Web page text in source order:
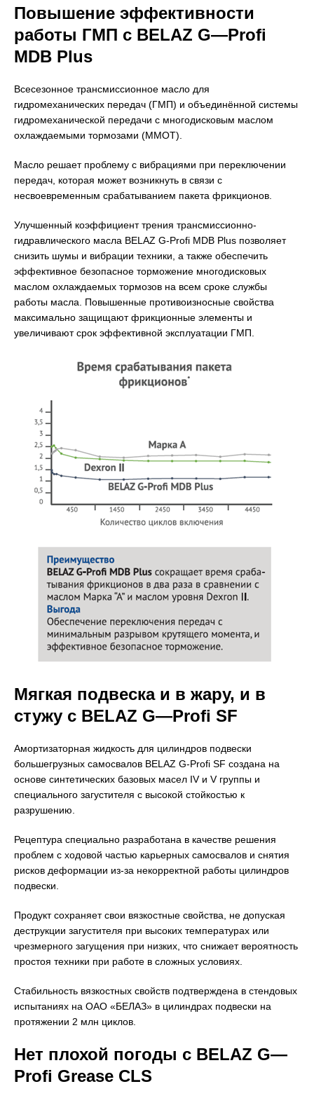
Повышение эффективности
работы ГМП с BELAZ G—Profi
MDB Plus
Всесезонное трансмиссионное масло для
гидромеханических передач (ГМП) и объединённой системы
гидромеханической передачи с многодисковым маслом
охлаждаемыми тормозами (ММОТ).
Масло решает проблему с вибрациями при переключении
передач, которая может возникнуть в связи с
несвоевременным срабатыванием пакета фрикционов.
Улучшенный коэффициент трения трансмиссионно-
гидравлического масла BELAZ G-Profi MDB Plus позволяет
снизить шумы и вибрации техники, а также обеспечить
эффективное безопасное торможение многодисковых
маслом охлаждаемых тормозов на всем сроке службы
работы масла. Повышенные противоизносные свойства
максимально защищают фрикционные элементы и
увеличивают срок эффективной эксплуатации ГМП.
Мягкая подвеска и в жару, и в
стужу с BELAZ G—Profi SF
Амортизаторная жидкость для цилиндров подвески
большегрузных самосвалов BELAZ G-Profi SF создана на
основе синтетических базовых масел IV и V группы и
специального загустителя с высокой стойкостью к
разрушению.
Рецептура специально разработана в качестве решения
проблем с ходовой частью карьерных самосвалов и снятия
рисков деформации из-за некорректной работы цилиндров
подвески.
Продукт сохраняет свои вязкостные свойства, не допуская
деструкции загустителя при высоких температурах или
чрезмерного загущения при низких, что снижает вероятность
простоя техники при работе в сложных условиях.
Стабильность вязкостных свойств подтверждена в стендовых
испытаниях на ОАО «БЕЛАЗ» в цилиндрах подвески на
протяжении 2 млн циклов.
Нет плохой погоды с BELAZ G—
Profi Grease CLS